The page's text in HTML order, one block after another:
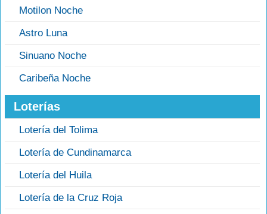
Motilon Noche
Astro Luna
Sinuano Noche
Caribeña Noche
Loterías
Lotería del Tolima
Lotería de Cundinamarca
Lotería del Huila
Lotería de la Cruz Roja